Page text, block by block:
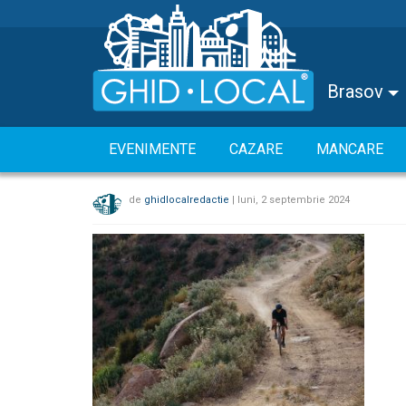
Brasov
EVENIMENTE CAZARE MANCARE
de ghidlocalredactie | luni, 2 septembrie 2024